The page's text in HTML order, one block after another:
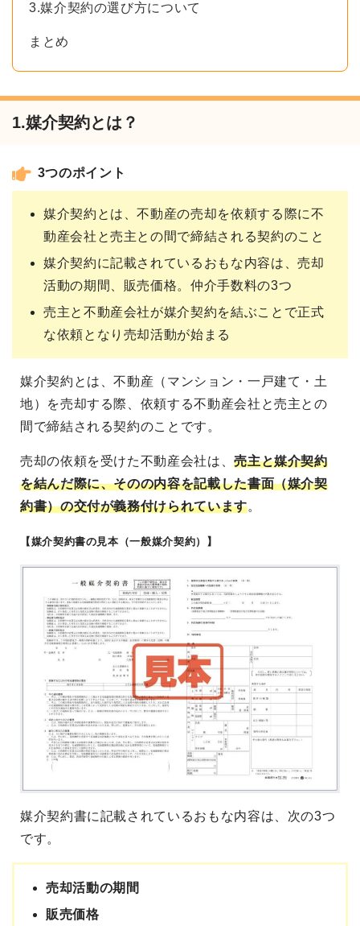
3.媒介契約の選び方について
まとめ
1.媒介契約とは？
3つのポイント
媒介契約とは、不動産の売却を依頼する際に不
動産会社と売主との間で締結される契約のこと
媒介契約に記載されているおもな内容は、売却
活動の期間、販売価格。仲介手数料の3つ
売主と不動産会社が媒介契約を結ぶことで正式
な依頼となり売却活動が始まる
媒介契約とは、不動産（マンション・一戸建て・土
地）を売却する際、依頼する不動産会社と売主との
間で締結される契約のことです。
売却の依頼を受けた不動産会社は、売主と媒介契約
を結んだ際に、そのの内容を記載した書面（媒介契
約書）の交付が義務付けられています。
【媒介契約書の見本（一般媒介契約）】
媒介契約書に記載されているおもな内容は、次の3つ
です。
売却活動の期間
販売価格